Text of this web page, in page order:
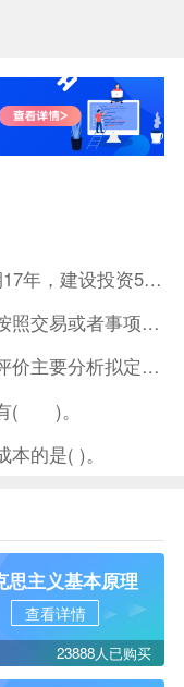
某建设项目建设期3年，生产经营期17年，建设投资5500万元
我国《企业会计准则》规定，企业按照交易或者事项的经济特征确定
对于非经营性技术方案，经济效果评价主要分析拟定方案的( )。
有( )。
的是( )。
思主义基本原理
查看详情
23888人已购买